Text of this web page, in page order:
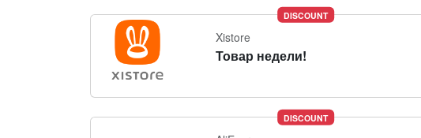
DISCOUNT
Xistore
Товар недели!
DISCOUNT